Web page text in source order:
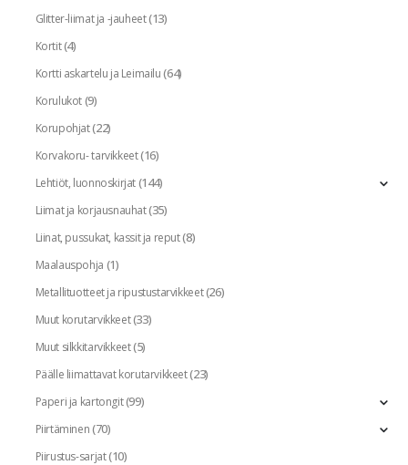
Glitter-liimat ja -jauheet(13)
Kortit(4)
Kortti askartelu ja Leimailu(64)
Korulukot(9)
Korupohjat(22)
Korvakoru- tarvikkeet(16)
Lehtiöt, luonnoskirjat(144)
Liimat ja korjausnauhat(35)
Liinat, pussukat, kassit ja reput(8)
Maalauspohja (1)
Metallituotteet ja ripustustarvikkeet(26)
Muut korutarvikkeet(33)
Muut silkkitarvikkeet(5)
Päälle liimattavat korutarvikkeet(23)
Paperi ja kartongit(99)
Piirtäminen(70)
Piirustus-sarjat(10)